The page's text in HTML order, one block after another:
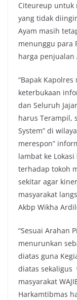
Citeureup untuk
yang tidak
Ayam masih
menunggu para
harga penjualan
“Bapak
keterbukaan
dan Seluruh
harus Terampil,
System” di
merespon”
lambat ke
terhadap tokoh
sekitar agar
masyarakat
Akbp Wikha
“Sesuai Arahan
menurunkan
diatas guna
diatas sekaligus
masyarakat
Harkamtibmas